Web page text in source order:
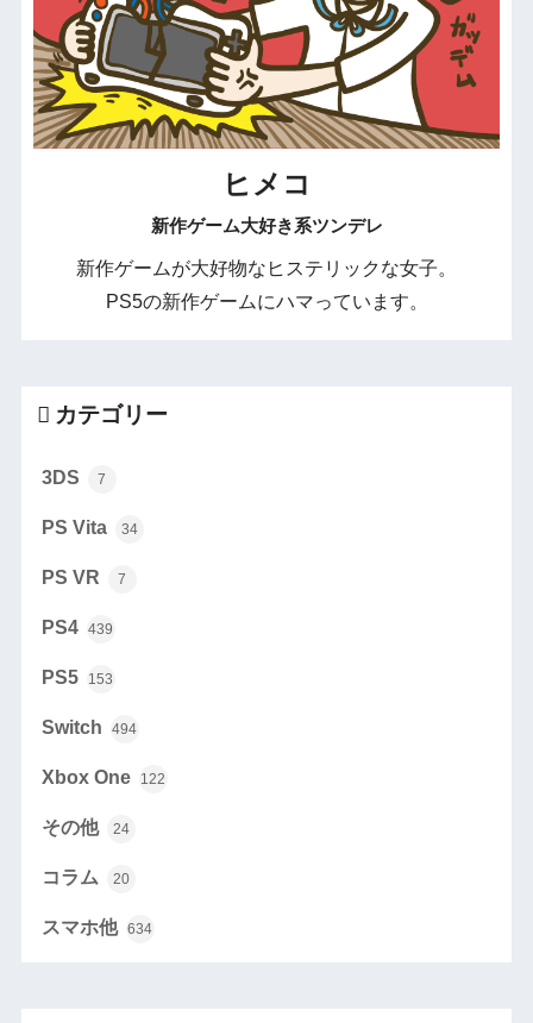
ヒメコ
新作ゲーム大好き系ツンデレ
新作ゲームが大好物なヒステリックな女子。
PS5の新作ゲームにハマっています。
カテゴリー
3DS 7
PS Vita 34
PS VR 7
PS4 439
PS5 153
Switch 494
Xbox One 122
その他 24
コラム 20
スマホ他 634